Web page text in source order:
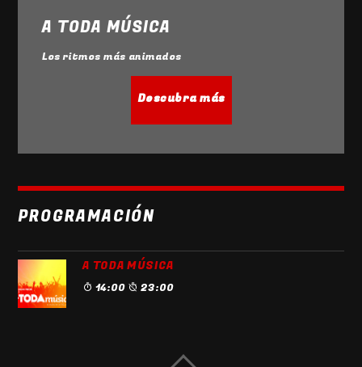
A TODA MÚSICA
Los ritmos más animados
Descubra más
PROGRAMACIÓN
A TODA MÚSICA
14:00 23:00